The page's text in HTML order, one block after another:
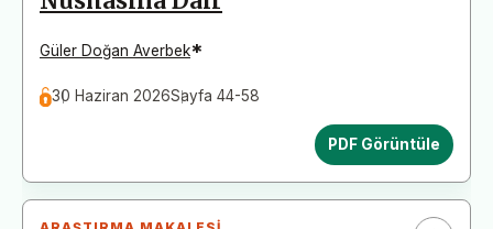
Güler Doğan Averbek*
30 Haziran 2026Sayfa 44-58
PDF Görüntüle